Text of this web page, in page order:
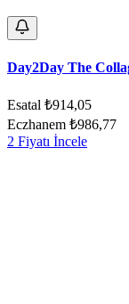
Day2Day The
Esatal ₺914,05
Eczhanem ₺986,77
2 Fiyatı İncele